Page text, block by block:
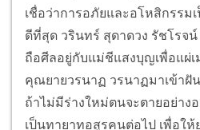
เชื่อว่าการอภัยและอโหสิกรรม
ดีที่สุด วรินทร์ สุดาดวง รัชโรจน์
ถือศีลอยู่กับแม่ชีแสงบุญเพื่อแผ่เ
คุณยายวรนาฏ วรนาฏมาเข้าฝั
ถ้าไม่มีร่างใหม่ตนจะตายอย่าง
เป็นทายาทอสูรคนต่อไป เพื่อใ